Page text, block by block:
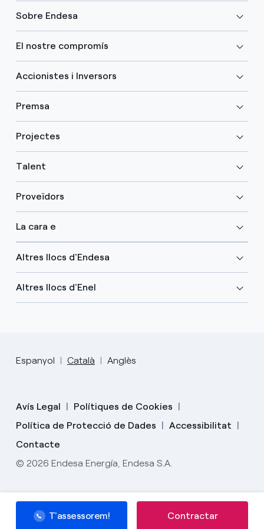
T'assessorem!
T'assessorem! Contractar
Sobre Endesa
El nostre compromís
Accionistes i Inversors
Premsa
Projectes
Talent
Proveïdors
La cara e
Altres llocs d'Endesa
Altres llocs d'Enel
Espanyol Català Anglès
Avís Legal
Polítiques de Cookies
Política de Protecció de Dades
Accessibilitat
Contacte
© 2026 Endesa Energía, Endesa S.A.